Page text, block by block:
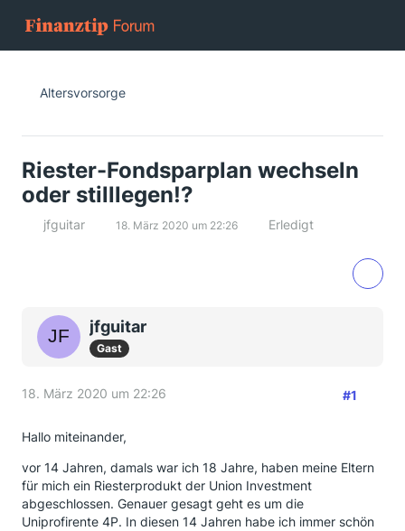
Altersvorsorge
Riester-Fondsparplan wechseln
oder stilllegen!?
jfguitar 18. März 2020 um 22:26 Erledigt
jfguitar
Gast
18. März 2020 um 22:26 #1
Hallo miteinander,
vor 14 Jahren, damals war ich 18 Jahre, haben meine Eltern
für mich ein Riesterprodukt der Union Investment
abgeschlossen. Genauer gesagt geht es um die
Uniprofirente 4P. In diesen 14 Jahren habe ich immer schön